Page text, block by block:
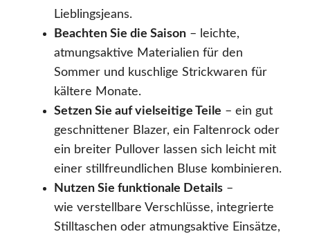
Lieblingsjeans.
Beachten Sie die Saison – leichte,
atmungsaktive Materialien für den
Sommer und kuschlige Strickwaren für
kältere Monate.
Setzen Sie auf vielseitige Teile – ein gut
geschnittener Blazer, ein Faltenrock oder
ein breiter Pullover lassen sich leicht mit
einer stillfreundlichen Bluse kombinieren.
Nutzen Sie funktionale Details –
wie verstellbare Verschlüsse, integrierte
Stilltaschen oder atmungsaktive Einsätze,